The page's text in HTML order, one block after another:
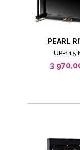
PEARL
UP-115
3